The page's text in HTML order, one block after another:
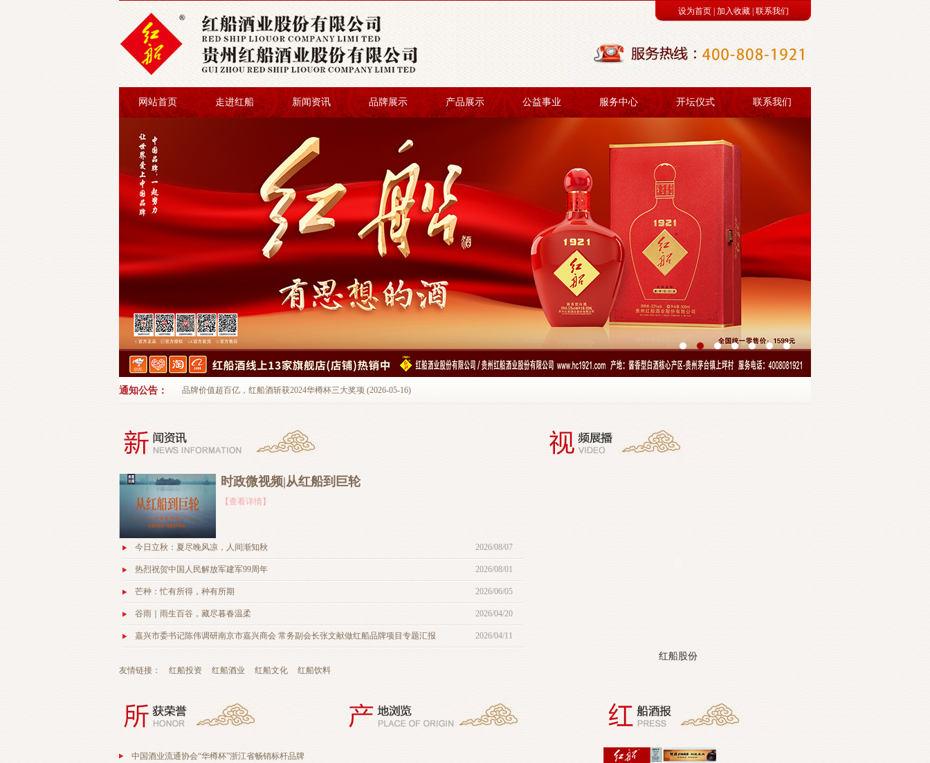
设为首页| 加入收藏| 联系我们
网站首页 走进红船 新闻资讯 品牌展示 产品展示 公益事业 服务中心 开坛仪式 联系我们
通知公告： 品牌价值超百亿，红船酒斩获2024华樽杯三大奖项 (2026-05-16)
时政微视频|从红船到巨轮
【查看详情】
今日立秋：夏尽晚风凉，人间渐知秋 2026/08/07
热烈祝贺中国人民解放军建军99周年 2026/08/01
芒种：忙有所得，种有所期 2026/06/05
谷雨｜雨生百谷，藏尽暮春温柔 2026/04/20
嘉兴市委书记陈伟调研南京市嘉兴商会 常务副会长张文献做红船品牌项目专题汇报 2026/04/11
红船股份
友情链接： 红船投资 红船酒业 红船文化 红船饮料
中国酒业流通协会“华樽杯”浙江省畅销标杆品牌